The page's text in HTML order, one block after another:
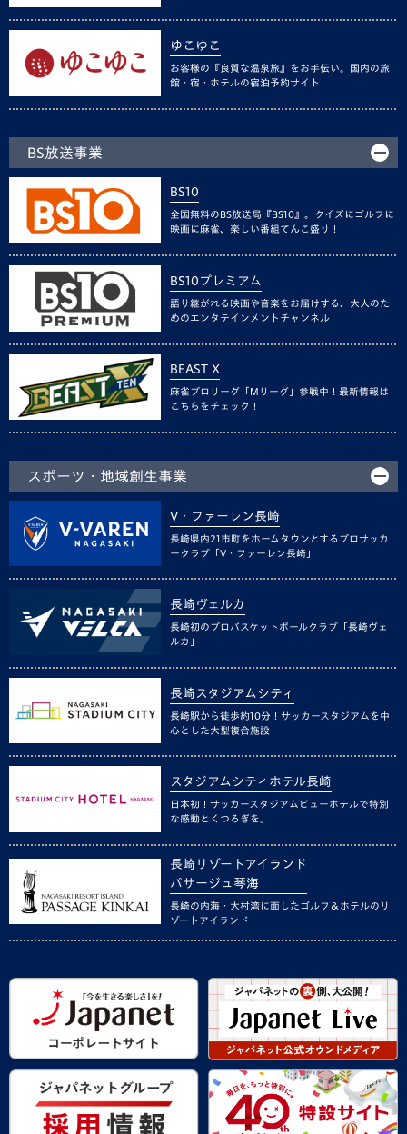
ゆこゆこ
お客様の『良質な温泉旅』をお手伝い。国内の旅
館・宿・ホテルの宿泊予約サイト
BS放送事業
BS10
全国無料のBS放送局『BS10』。クイズにゴルフに
映画に麻雀、楽しい番組てんこ盛り！
BS10プレミアム
語り継がれる映画や音楽をお届けする、大人のた
めのエンタテインメントチャンネル
BEAST X
麻雀プロリーグ「Mリーグ」参戦中！最新情報は
こちらをチェック！
スポーツ・地域創生事業
V・ファーレン長崎
長崎県内21市町をホームタウンとするプロサッカ
ークラブ「V・ファーレン長崎」
長崎ヴェルカ
長崎初のプロバスケットボールクラブ「長崎ヴェ
ルカ」
長崎スタジアムシティ
長崎駅から徒歩約10分！サッカースタジアムを中
心とした大型複合施設
スタジアムシティホテル長崎
日本初！サッカースタジアムビューホテルで特別
な感動とくつろぎを。
長崎リゾートアイランド
パサージュ琴海
長崎の内海・大村湾に面したゴルフ＆ホテルのリ
ゾートアイランド